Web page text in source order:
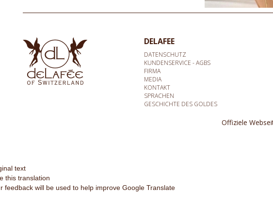
DELAFEE
DATENSCHUTZ
KUNDENSERVICE - AGBS
FIRMA
MEDIA
KONTAKT
SPRACHEN
GESCHICHTE DES GOLDES
Offiziele
text
this translation
feedback will be used to help improve Google Translate